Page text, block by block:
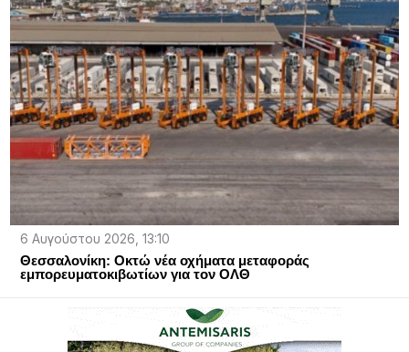
6 Αυγούστου 2026, 13:10
Θεσσαλονίκη: Οκτώ νέα οχήματα μεταφοράς
εμπορευματοκιβωτίων για τον ΟΛΘ